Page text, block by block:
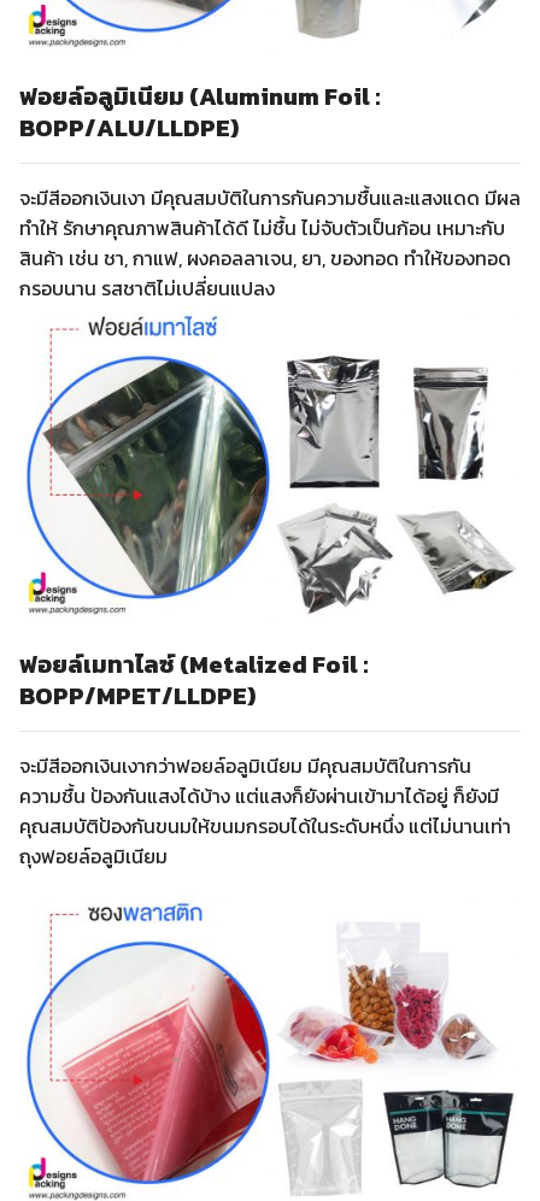
ฟอยล์อลูมิเนียม (Aluminum Foil :
BOPP/ALU/LLDPE)
จะมีสีออกเงินเงา มีคุณสมบัติในการกันความชื้นและแสงแดด มีผล
ทำให้ รักษาคุณภาพสินค้าได้ดี ไม่ชื้น ไม่จับตัวเป็นก้อน เหมาะกับ
สินค้า เช่น ชา, กาแฟ, ผงคอลลาเจน, ยา, ของทอด ทำให้ของทอด
กรอบนาน รสชาติไม่เปลี่ยนแปลง
ฟอยล์เมทาไลซ์ (Metalized Foil :
BOPP/MPET/LLDPE)
จะมีสีออกเงินเงากว่าฟอยล์อลูมิเนียม มีคุณสมบัติในการกัน
ความชื้น ป้องกันแสงได้บ้าง แต่แสงก็ยังผ่านเข้ามาได้อยู่ ก็ยังมี
คุณสมบัติป้องกันขนมให้ขนมกรอบได้ในระดับหนึ่ง แต่ไม่นานเท่า
ถุงฟอยล์อลูมิเนียม